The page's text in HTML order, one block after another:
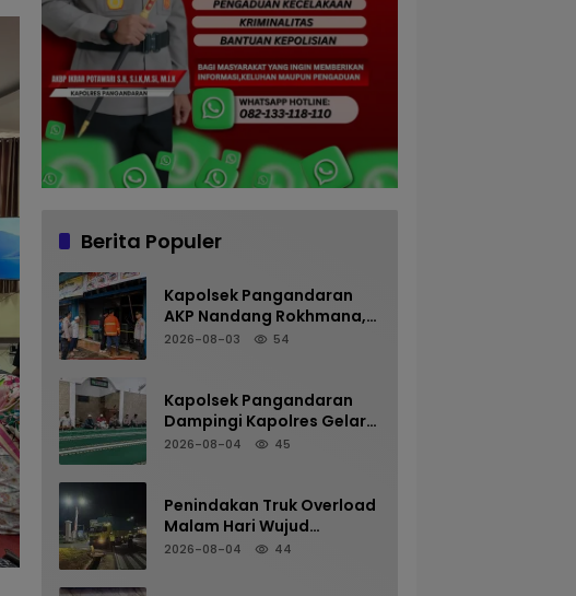
Berita Populer
Kapolsek Pangandaran
AKP Nandang Rokhmana,
S.H., M.H. Bersama
2026-08-03 54
Kapolsek Pangandaran
Dampingi Kapolres Gelar
Sholat Subuh Keliling di
Jaga Kamtibmas
2026-08-04 45
Penindakan Truk Overload
Malam Hari Wujud
Komitmen Satlantas
2026-08-04 44